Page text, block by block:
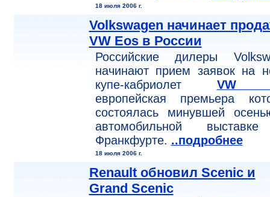
18 июля 2006 г.
Volkswagen начинает
VW Eos в России
Российские дилеры
начинают прием заявок на
купе-кабриолет VW
европейская премьера
состоялась минувшей
автомобильной
Франкфурте. ..подробнее
18 июля 2006 г.
Renault обновил Scenic и
Grand Scenic